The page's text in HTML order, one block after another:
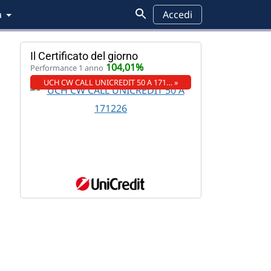
Accedi
Il Certificato del giorno
Performance 1 anno 104,01%
UCH CW CALL UNICREDIT 50 A 171… »